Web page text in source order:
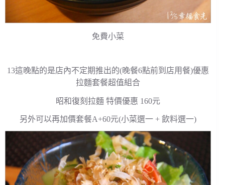
免費小菜
13這晚點的是店內不定期推出的(晚餐6點前到店用餐)優惠
拉麵套餐超值組合
昭和復刻拉麵 特價優惠 160元
另外可以再加價套餐A+60元(小菜選一 + 飲料選一)